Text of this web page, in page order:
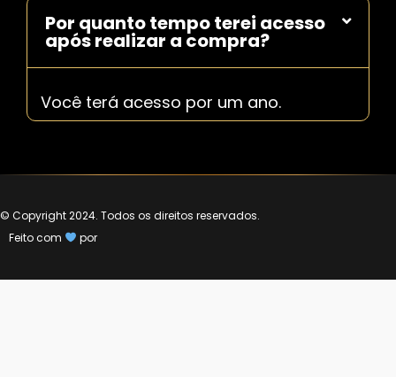
Por quanto tempo terei acesso
após realizar a compra?
Você terá acesso por um ano.
© Copyright 2024. Todos os direitos reservados.
Feito com
por